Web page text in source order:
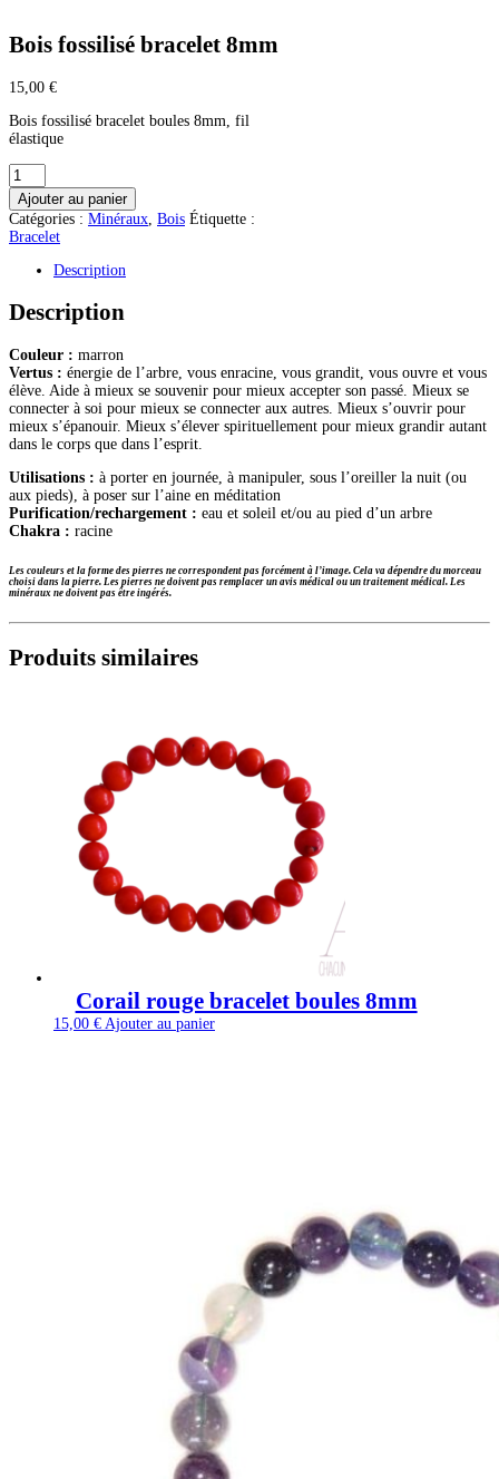
Bois fossilisé bracelet 8mm
15,00 €
Bois fossilisé bracelet boules 8mm, fil
élastique
quantité
de
Bois
fossilisé
bracelet
Ajouter au panier
Catégories : Minéraux Bois Étiquette :
Bracelet
Description
Description
Couleur : marron
Vertus : énergie de l’arbre, vous enracine, vous grandit, vous ouvre et vous
élève. Aide à mieux se souvenir pour mieux accepter son passé. Mieux se
connecter à soi pour mieux se connecter aux autres. Mieux s’ouvrir pour
mieux s’épanouir. Mieux s’élever spirituellement pour mieux grandir autant
dans le corps que dans l’esprit.
Utilisations : à porter en journée, à manipuler, sous l’oreiller la nuit (ou
aux pieds), à poser sur l’aine en méditation
Purification/rechargement : eau et soleil et/ou au pied d’un arbre
Chakra : racine
Les couleurs et la forme des pierres ne correspondent pas forcément à l’image. Cela va dépendre du morceau
choisi dans la pierre. Les pierres ne doivent pas remplacer un avis médical ou un traitement médical. Les
minéraux ne doivent pas être ingérés.
Produits similaires
Corail rouge bracelet boules 8mm
15,00 € Ajouter au panier